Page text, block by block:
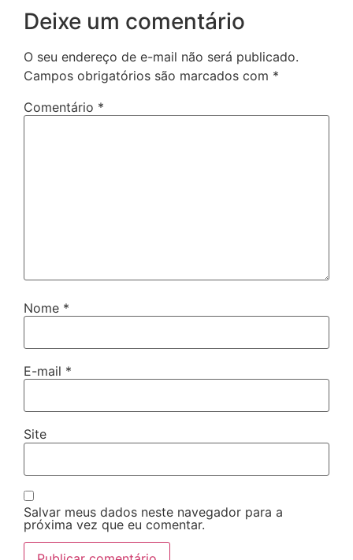
Deixe um comentário
O seu endereço de e-mail não será publicado.
Campos obrigatórios são marcados com *
Comentário *
Nome *
E-mail *
Site
Salvar meus dados neste navegador para a
próxima vez que eu comentar.